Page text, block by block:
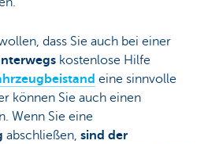
dass Sie auch bei einer
kostenlose Hilfe
eine sinnvolle
können Sie auch einen
Wenn Sie eine
abschließen, sind der